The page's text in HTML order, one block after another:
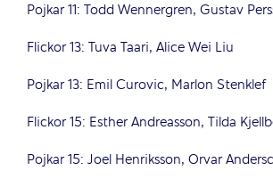
Pojkar 11: Todd Wennergren, Gustav
Flickor 13: Tuva Taari, Alice Wei Liu
Pojkar 13: Emil Curovic, Marlon Stenklef
Flickor 15: Esther Andreasson, Tilda
Pojkar 15: Joel Henriksson, Orvar